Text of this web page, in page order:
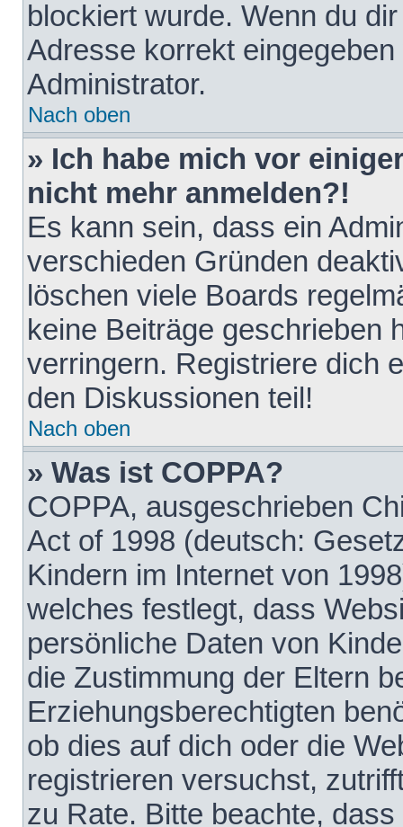
blockiert wurde. Wenn du
Adresse korrekt
Administrator.
Nach oben
» Ich habe mich vor
nicht mehr anmelden?!
Es kann sein, dass ein
verschieden Gründen
löschen viele Boards
keine Beiträge geschrieben
verringern. Registriere dich
den Diskussionen teil!
Nach oben
» Was ist COPPA?
COPPA, ausgeschrieben
Act of 1998 (deutsch:
Kindern im Internet von
welches festlegt, dass
persönliche Daten von
die Zustimmung der Eltern
Erziehungsberechtigten
ob dies auf dich oder die
registrieren versuchst,
zu Rate. Bitte beachte,